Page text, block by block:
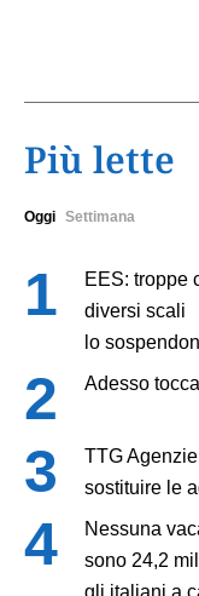
Più lette
Oggi Settimana
EES: troppe
diversi scali
lo
Adesso
TTG
sostituire le
Nessuna
sono 24,2
gli italiani a